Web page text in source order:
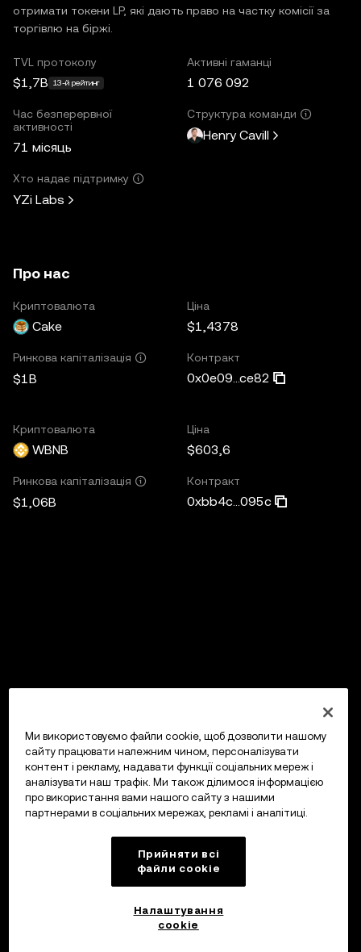
отримати токени LP, які дають право на частку комісії за
торгівлю на біржі.
TVL протоколу
$1,7B 13-й рейтинг
Активні гаманці
1 076 092
Час безперервної
активності
71 місяць
Структура команди
Henry Cavill
Хто надає підтримку
YZi Labs
Про нас
Криптовалюта
Cake
Ціна
$1,4378
Ринкова капіталізація
$1B
Контракт
0x0e09...ce82
Криптовалюта
WBNB
Ціна
$603,6
Ринкова капіталізація
$1,06B
Контракт
0xbb4c...095c
Ми використовуємо файли cookie, щоб дозволити нашому
сайту працювати належним чином, персоналізувати
контент і рекламу, надавати функції соціальних мереж і
аналізувати наш трафік. Ми також ділимося інформацією
про використання вами нашого сайту з нашими
партнерами в соціальних мережах, рекламі і аналітиці.
Прийняти всі
файли сookie
Налаштування
cookie